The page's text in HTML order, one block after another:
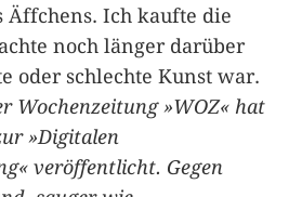
Äffchens. Ich kaufte die
noch länger ­darüber
oder schlechte Kunst war.
Wochenzeitung »WOZ« hat
»Digitalen
veröffentlicht. Gegen